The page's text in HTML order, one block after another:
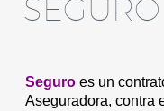
Seguro es un
Aseguradora, contra